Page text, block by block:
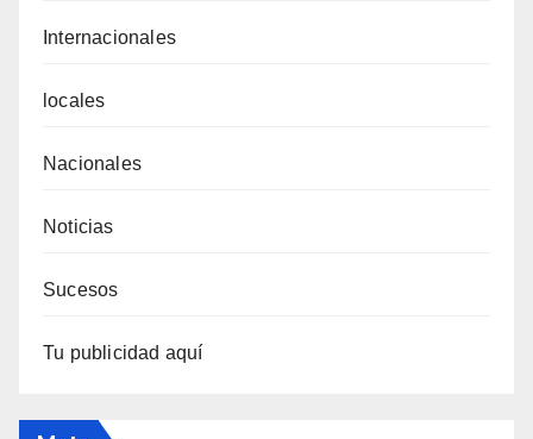
Internacionales
locales
Nacionales
Noticias
Sucesos
Tu publicidad aquí